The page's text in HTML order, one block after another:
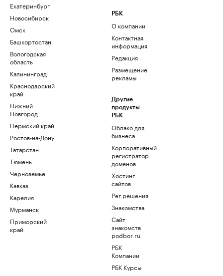
Екатеринбург
Новосибирск
Омск
Башкортостан
Вологодская
область
Калининград
Краснодарский
край
Нижний
Новгород
Пермский край
Ростов-на-Дону
Татарстан
Тюмень
Черноземье
Кавказ
Карелия
Мурманск
Приморский
край
РБК
О компании
Контактная
информация
Редакция
Размещение
рекламы
Другие
продукты
РБК
Облако для
бизнеса
Корпоративный
регистратор
доменов
Хостинг
сайтов
Рег.решения
Знакомства
Сайт
знакомств
podbor.ru
РБК
Компании
РБК Курсы